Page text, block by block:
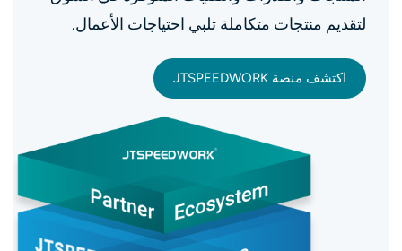
لتقديم منتجات متكاملة تلبي احتياجات الأعمال.
اكتشف منصة JTSPEEDWORK